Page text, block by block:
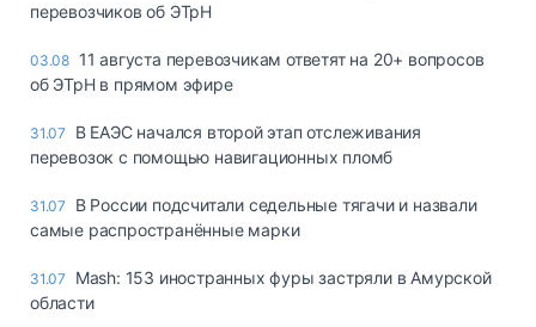
перевозчиков об ЭТрН
03.08 11 августа перевозчикам ответят на 20+ вопросов
об ЭТрН в прямом эфире
31.07
В ЕАЭС начался второй этап отслеживания
перевозок с помощью навигационных пломб
31.07
В России подсчитали седельные тягачи и назвали
самые распространённые марки
31.07
Mash: 153 иностранных фуры застряли в Амурской
области